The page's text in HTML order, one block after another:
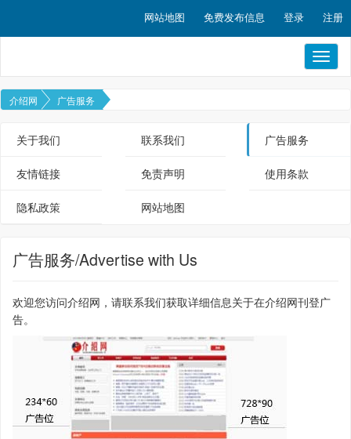
网站地图 免费发布信息 登录 注册
介绍网 广告服务
关于我们 联系我们 广告服务
友情链接 免责声明 使用条款
隐私政策 网站地图
广告服务/Advertise with Us
欢迎您访问介绍网，请联系我们获取详细信息关于在介绍网刊登广
告。